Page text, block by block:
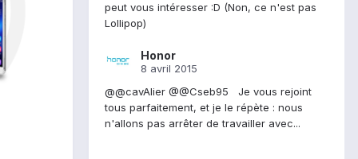
peut vous intéresser :D (Non, ce n'est pas
Lollipop)
Honor
8 avril 2015
@@cavAlier @@Cseb95 Je vous rejoint
tous parfaitement, et je le répète : nous
n'allons pas arrêter de travailler avec...